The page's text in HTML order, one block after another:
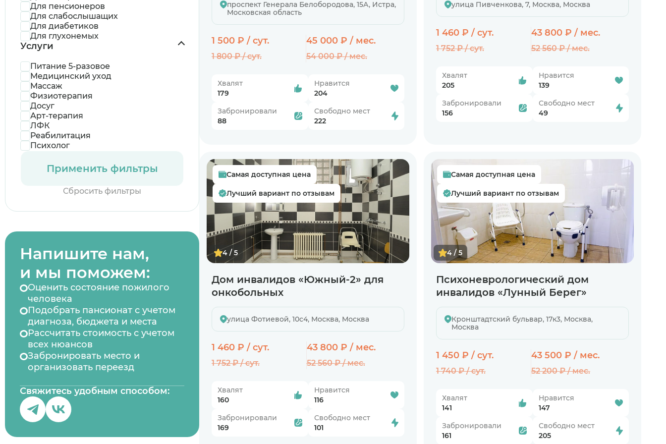
Для пенсионеров
Для слабослышащих
Для диабетиков
Для глухонемых
Услуги
Питание 5-разовое
Медицинский уход
Массаж
Физиотерапия
Досуг
Арт-терапия
ЛФК
Реабилитация
Психолог
Применить фильтры
Сбросить фильтры
Напишите нам,
и мы поможем:
Оценить состояние пожилого
человека
Подобрать пансионат с учетом
диагноза, бюджета и места
Рассчитать стоимость с учетом
всех нюансов
Забронировать место и
организовать переезд
Свяжитесь удобным способом:
проспект Генерала Белобородова, 15А, Истра,
Московская область
1 500 ₽ / сут.
1 800 ₽ / сут.
45 000 ₽ / мес.
54 000 ₽ / мес.
Хвалят
179
Нравится
204
Забронировали
88
Свободно мест
222
улица Пивченкова, 7, Москва, Москва
1 460 ₽ / сут.
1 752 ₽ / сут.
43 800 ₽ / мес.
52 560 ₽ / мес.
Хвалят
205
Нравится
139
Забронировали
156
Свободно мест
49
Самая доступная цена
Лучший вариант по отзывам
4 / 5
Дом инвалидов «Южный-2» для
онкобольных
улица Фотиевой, 10с4, Москва, Москва
1 460 ₽ / сут.
1 752 ₽ / сут.
43 800 ₽ / мес.
52 560 ₽ / мес.
Хвалят
160
Нравится
116
Забронировали
169
Свободно мест
101
Самая доступная цена
Лучший вариант по отзывам
4 / 5
Психоневрологический дом
инвалидов «Лунный Берег»
Кронштадтский бульвар, 17к3, Москва,
Москва
1 450 ₽ / сут.
1 740 ₽ / сут.
43 500 ₽ / мес.
52 200 ₽ / мес.
Хвалят
141
Нравится
147
Забронировали
161
Свободно мест
205